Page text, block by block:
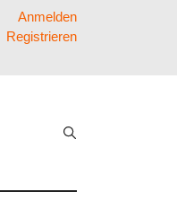
Anmelden
Registrieren